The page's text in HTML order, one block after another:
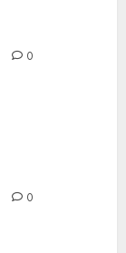
0
0